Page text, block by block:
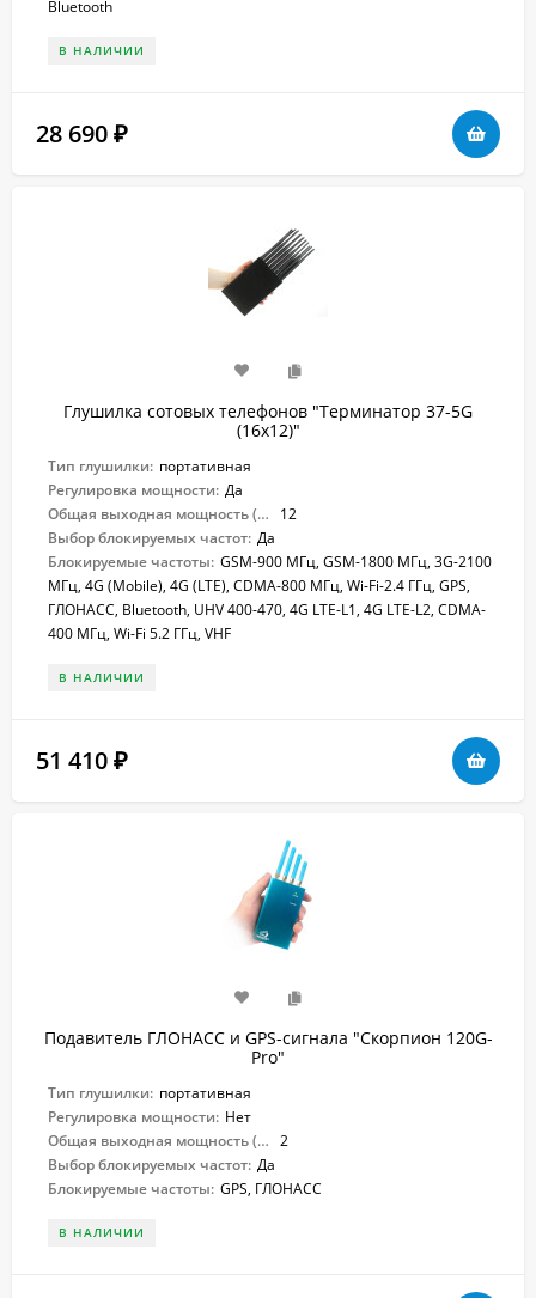
Bluetooth
В НАЛИЧИИ
28 690 ₽
Глушилка сотовых телефонов "Терминатор 37-5G
(16х12)"
Тип глушилки: портативная
Регулировка мощности: Да
Общая выходная мощность (Вт):
12
Выбор блокируемых частот: Да
Блокируемые частоты: GSM-900 МГц, GSM-1800 МГц, 3G-2100
МГц, 4G (Mobile), 4G (LTE), CDMA-800 МГц, Wi-Fi-2.4 ГГц, GPS,
ГЛОНАСС, Bluetooth, UHV 400-470, 4G LTE-L1, 4G LTE-L2, CDMA-
400 МГц, Wi-Fi 5.2 ГГц, VHF
В НАЛИЧИИ
51 410 ₽
Подавитель ГЛОНАСС и GPS-сигнала "Скорпион 120G-
Pro"
Тип глушилки: портативная
Регулировка мощности: Нет
Общая выходная мощность (Вт): 2
Выбор блокируемых частот: Да
Блокируемые частоты: GPS, ГЛОНАСС
В НАЛИЧИИ